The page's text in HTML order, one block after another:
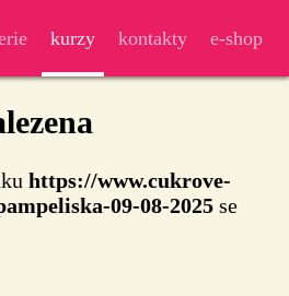
kurzy kontakty e-shop
https://www.cukrove-
09-08-2025 se